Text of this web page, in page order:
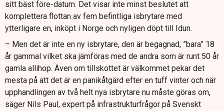
sitt bäst före-datum. Det visar inte minst beslutet att
komplettera flottan av fem befintliga isbrytare med
ytterligare en, inköpt i Norge och nyligen döpt till Idun.
– Men det är inte en ny isbrytare, den är begagnad, ”bara” 18
år gammal vilket ska jämföras med de andra som är runt 50 år
gamla allihop. Även om tillskottet är välkommet pekar det
mesta på att det är en panikåtgärd efter en tuff vinter och när
upphandlingen av två helt nya isbrytare nu måste göras om,
säger Nils Paul, expert på infrastrukturfrågor på Svenskt